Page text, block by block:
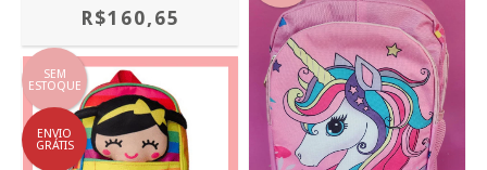
R$160,65
SEM
ESTOQUE
ENVIO
GRÁTIS